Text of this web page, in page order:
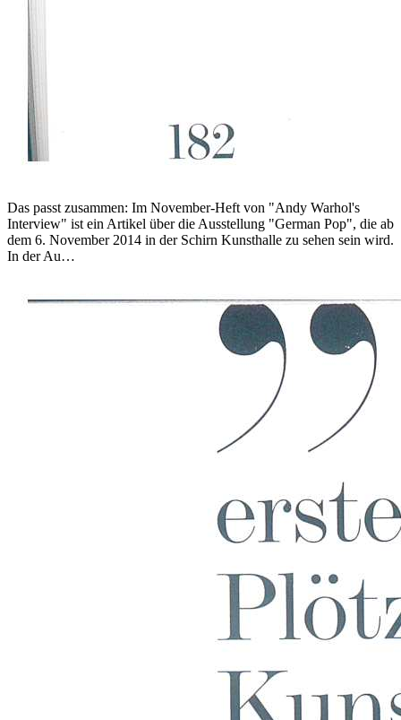
Das passt zusammen: Im November-Heft von "Andy Warhol's
Interview" ist ein Artikel über die Ausstellung "German Pop", die ab
dem 6. November 2014 in der Schirn Kunsthalle zu sehen sein wird.
In der Au…